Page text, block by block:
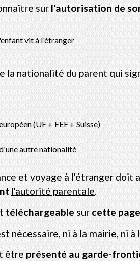
surl'autorisation de
vit à l'étranger
la nationalité du parent qui
(UE + EEE + Suisse)
autre nationalité
et voyage à l'étranger doit
l'autorité parentale.
téléchargeablesurcette page
nécessaire, ni à la mairie, ni
êtreprésenté au garde-